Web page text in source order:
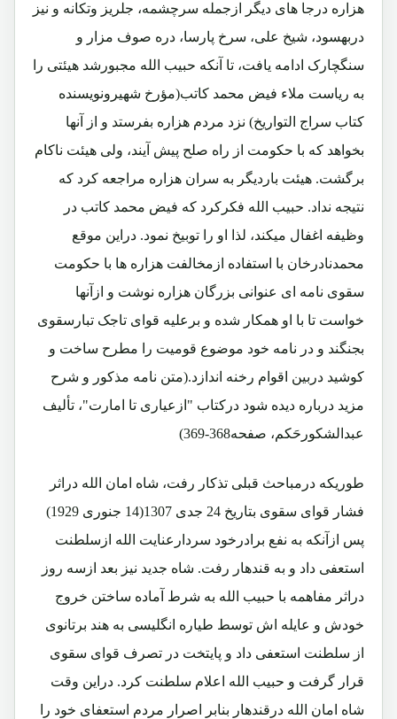
هزاره درجا های دیگر ازجمله سرچشمه، جلریز وتکانه و نیز
دربهسود، شیخ علی، سرخ پارسا، دره صوف مزار و
سنگچارک ادامه یافت، تا آنکه حبیب الله مجبورشد هیئتی را
به ریاست ملاء فیض محمد کاتب(مؤرخ شهیرونویسنده
کتاب سراج التواریخ) نزد مردم هزاره بفرستد و از آنها
بخواهد که با حکومت از راه صلح پیش آیند، ولی هیئت ناکام
برگشت. هیئت باردیگر به سران هزاره مراجعه کرد که
نتیجه نداد. حبیب الله فکرکرد که فیض محمد کاتب در
وظیفه اغفال میکند، لذا او را توبیخ نمود. دراین موقع
محمدنادرخان با استفاده ازمخالفت هزاره ها با حکومت
سقوی نامه ای عنوانی بزرگان هزاره نوشت و ازآنها
خواست تا با او همکار شده و برعلیه قوای تاجک تبارسقوی
بجنگند و در نامه خود موضوع قومیت را مطرح ساخت و
کوشید دربین اقوام رخنه اندازد.(متن نامه مذکور و شرح
مزید درباره دیده شود درکتاب "ازعیاری تا امارت"، تألیف
عبدالشکورحَکم، صفحه368-369)
طوریکه درمباحث قبلی تذکار رفت، شاه امان الله دراثر
فشار قوای سقوی بتاریخ 24 جدی 1307(14 جنوری 1929)
پس ازآنکه به نفع برادرخود سردارعنایت الله ازسلطنت
استعفی داد و به قندهار رفت. شاه جدید نیز بعد ازسه روز
دراثر مفاهمه با حبیب الله به شرط آماده ساختن خروج
خودش و عایله اش توسط طیاره انگلیسی به هند برتانوی
از سلطنت استعفی داد و پایتخت در تصرف قوای سقوی
قرار گرفت و حبیب الله اعلام سلطنت کرد. دراین وقت
شاه امان الله درقندهار بنابر اصرار مردم استعفای خود را